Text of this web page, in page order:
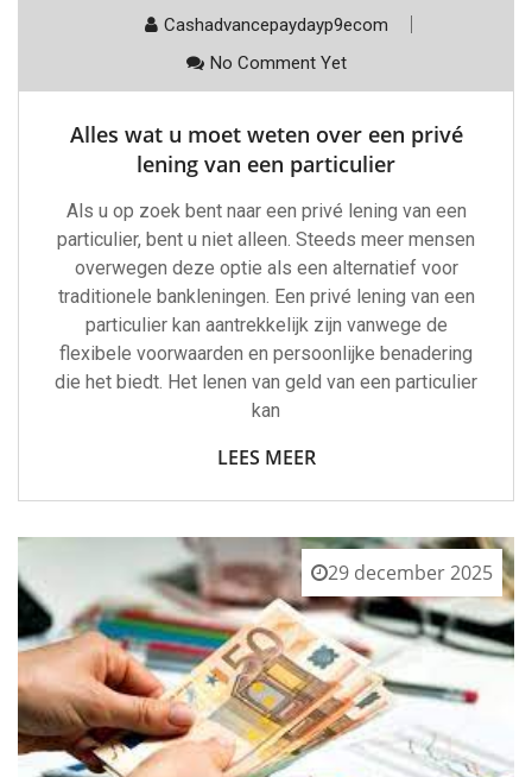
Cashadvancepaydayp9ecom
No Comment Yet
Alles wat u moet weten over een privé
lening van een particulier
Als u op zoek bent naar een privé lening van een
particulier, bent u niet alleen. Steeds meer mensen
overwegen deze optie als een alternatief voor
traditionele bankleningen. Een privé lening van een
particulier kan aantrekkelijk zijn vanwege de
flexibele voorwaarden en persoonlijke benadering
die het biedt. Het lenen van geld van een particulier
kan
LEES MEER
29 december 2025